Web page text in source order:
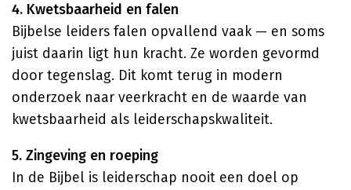
4. Kwetsbaarheid en falen
Bijbelse leiders falen opvallend vaak — en soms
juist daarin ligt hun kracht. Ze worden gevormd
door tegenslag. Dit komt terug in modern
onderzoek naar veerkracht en de waarde van
kwetsbaarheid als leiderschapskwaliteit.
5. Zingeving en roeping
In de Bijbel is leiderschap nooit een doel op